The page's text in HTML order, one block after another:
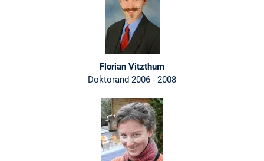
Florian Vitzthum
Doktorand 2006 - 2008